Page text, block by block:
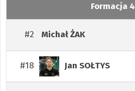
Formacja 4
#2 MichałŻAK
#18 Jan SOŁTYS